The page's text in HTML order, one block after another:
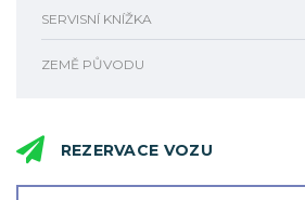
SERVISNÍ KNÍŽKA
ZEMĚ PŮVODU
REZERVACE VOZU